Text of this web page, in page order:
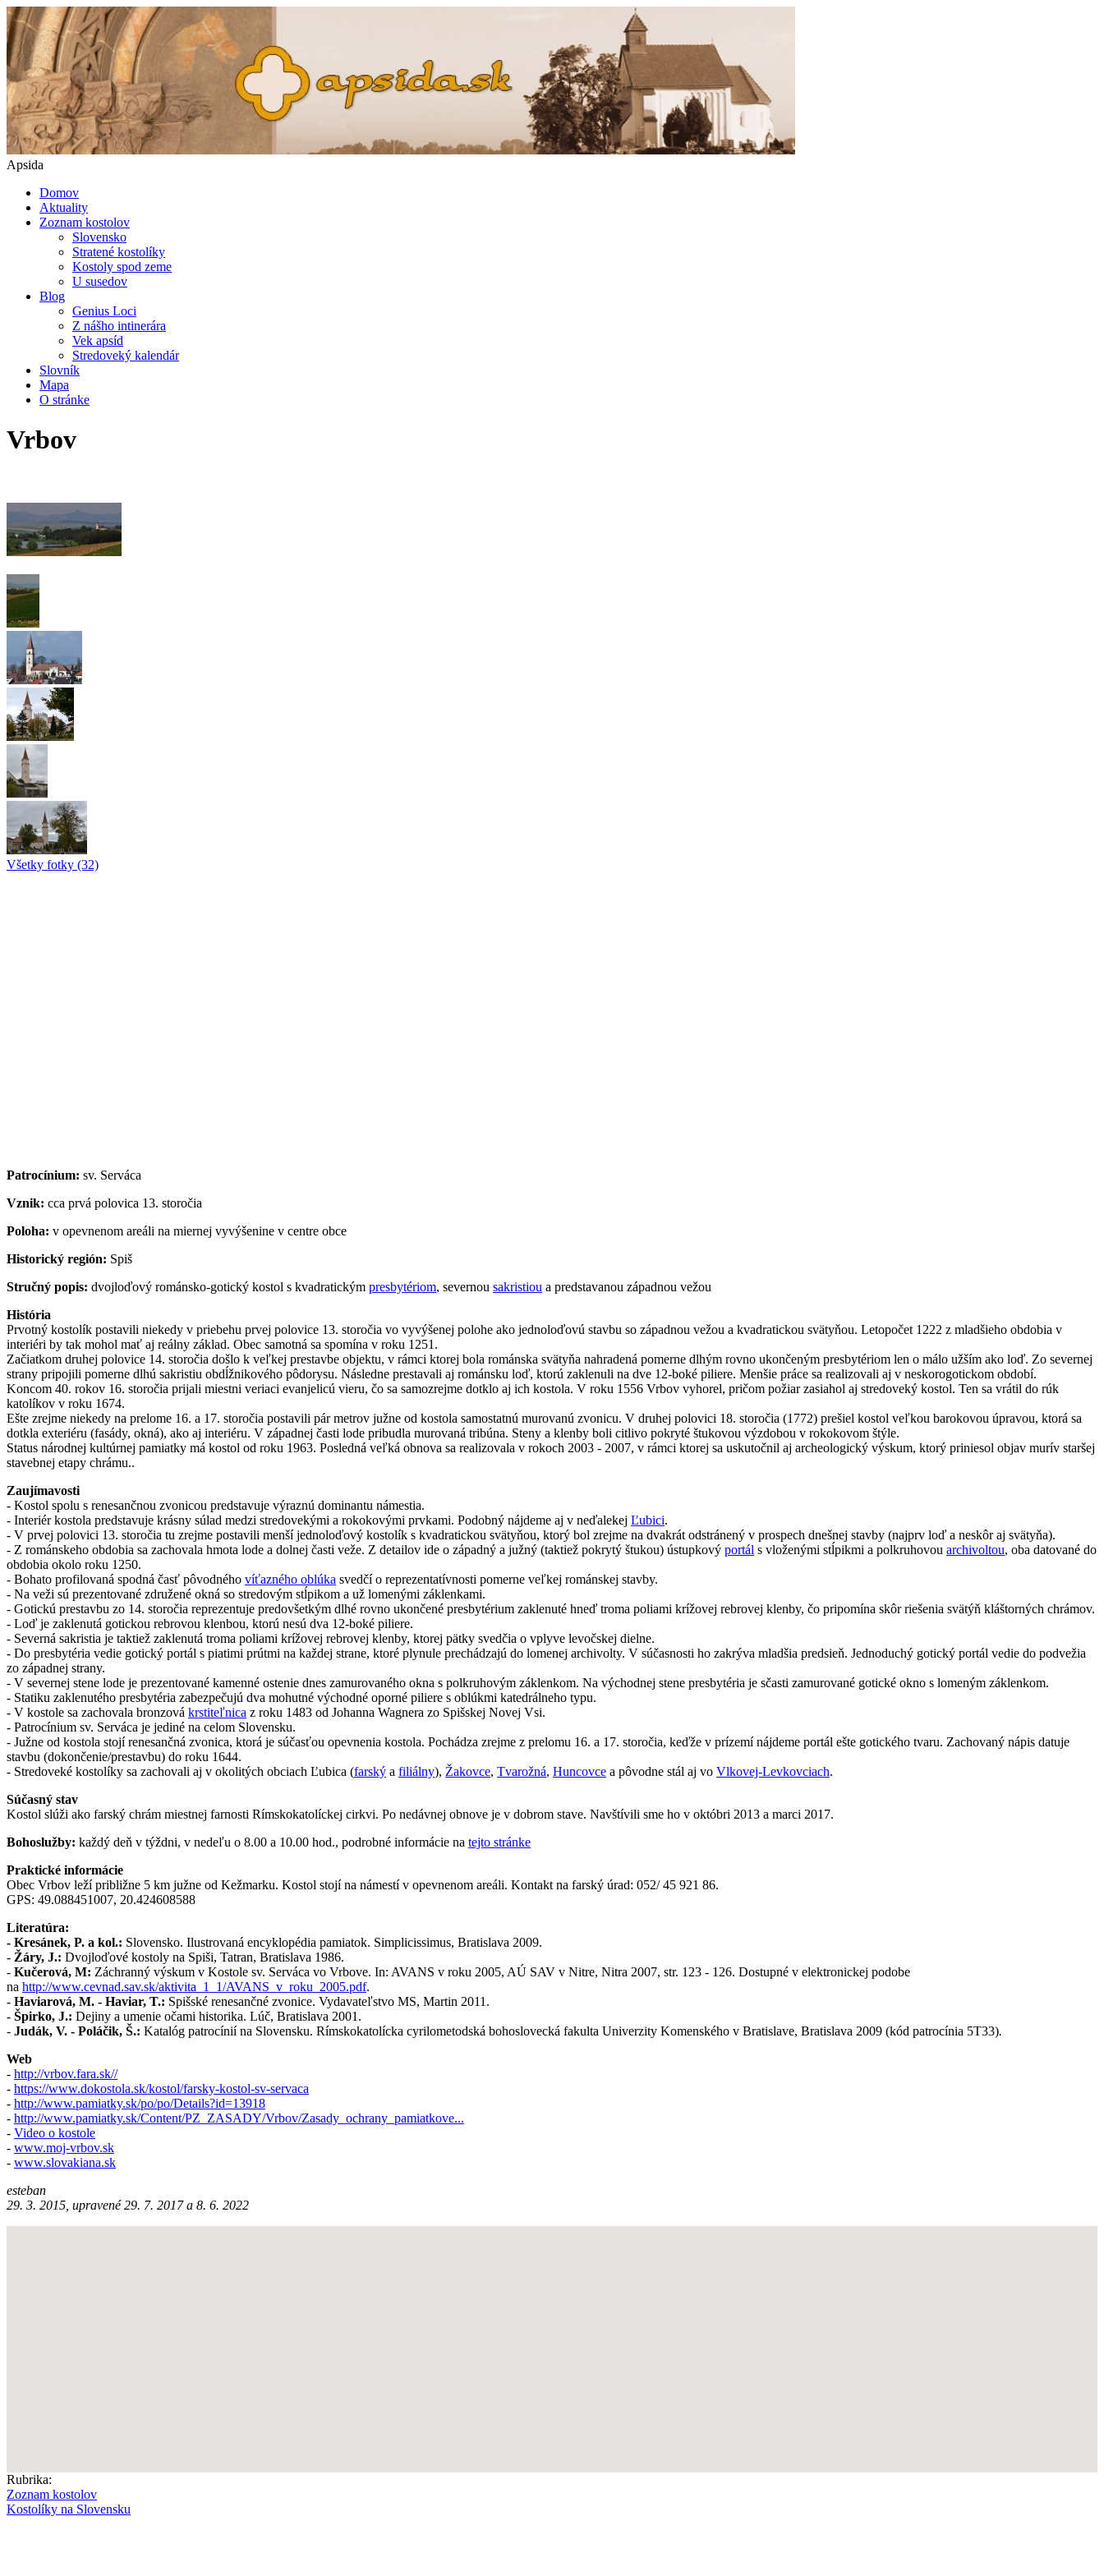
Apsida
Domov
Aktuality
Zoznam kostolov
Slovensko
Stratené kostolíky
Kostoly spod zeme
U susedov
Blog
Genius Loci
Z nášho intinerára
Vek apsíd
Stredoveký kalendár
Slovník
Mapa
O stránke
Vrbov
Všetky fotky (32)
Patrocínium: sv. Serváca
Vznik: cca prvá polovica 13. storočia
Poloha: v opevnenom areáli na miernej vyvýšenine v centre obce
Historický región: Spiš
Stručný popis: dvojloďový románsko-gotický kostol s kvadratickým presbytériom, severnou sakristiou a predstavanou západnou vežou
História
Prvotný kostolík postavili niekedy v priebehu prvej polovice 13. storočia vo vyvýšenej polohe ako jednoloďovú stavbu so západnou vežou a kvadratickou svätyňou. Letopočet 1222 z mladšieho obdobia v
interiéri by tak mohol mať aj reálny základ. Obec samotná sa spomína v roku 1251.
Začiatkom druhej polovice 14. storočia došlo k veľkej prestavbe objektu, v rámci ktorej bola románska svätyňa nahradená pomerne dlhým rovno ukončeným presbytériom len o málo užším ako loď. Zo severnej
strany pripojili pomerne dlhú sakristiu obdĺžnikového pôdorysu. Následne prestavali aj románsku loď, ktorú zaklenuli na dve 12-boké piliere. Menšie práce sa realizovali aj v neskorogotickom období.
Koncom 40. rokov 16. storočia prijali miestni veriaci evanjelicú vieru, čo sa samozrejme dotklo aj ich kostola. V roku 1556 Vrbov vyhorel, pričom požiar zasiahol aj stredoveký kostol. Ten sa vrátil do rúk
katolíkov v roku 1674.
Ešte zrejme niekedy na prelome 16. a 17. storočia postavili pár metrov južne od kostola samostatnú murovanú zvonicu. V druhej polovici 18. storočia (1772) prešiel kostol veľkou barokovou úpravou, ktorá sa
dotkla exteriéru (fasády, okná), ako aj interiéru. V západnej časti lode pribudla murovaná tribúna. Steny a klenby boli citlivo pokryté štukovou výzdobou v rokokovom štýle.
Status národnej kultúrnej pamiatky má kostol od roku 1963. Posledná veľká obnova sa realizovala v rokoch 2003 - 2007, v rámci ktorej sa uskutočnil aj archeologický výskum, ktorý priniesol objav murív staršej
stavebnej etapy chrámu..
Zaujímavosti
- Kostol spolu s renesančnou zvonicou predstavuje výraznú dominantu námestia.
- Interiér kostola predstavuje krásny súlad medzi stredovekými a rokokovými prvkami. Podobný nájdeme aj v neďalekej Ľubici.
- V prvej polovici 13. storočia tu zrejme postavili menší jednoloďový kostolík s kvadratickou svätyňou, ktorý bol zrejme na dvakrát odstránený v prospech dnešnej stavby (najprv loď a neskôr aj svätyňa).
- Z románskeho obdobia sa zachovala hmota lode a dolnej časti veže. Z detailov ide o západný a južný (taktiež pokrytý štukou) ústupkový portál s vloženými stĺpikmi a polkruhovou archivoltou, oba datované do
obdobia okolo roku 1250.
- Bohato profilovaná spodná časť pôvodného víťazného oblúka svedčí o reprezentatívnosti pomerne veľkej románskej stavby.
- Na veži sú prezentované združené okná so stredovým stĺpikom a už lomenými záklenkami.
- Gotickú prestavbu zo 14. storočia reprezentuje predovšetkým dlhé rovno ukončené presbytérium zaklenuté hneď troma poliami krížovej rebrovej klenby, čo pripomína skôr riešenia svätýň kláštorných chrámov.
- Loď je zaklenutá gotickou rebrovou klenbou, ktorú nesú dva 12-boké piliere.
- Severná sakristia je taktiež zaklenutá troma poliami krížovej rebrovej klenby, ktorej pätky svedčia o vplyve levočskej dielne.
- Do presbytéria vedie gotický portál s piatimi prútmi na každej strane, ktoré plynule prechádzajú do lomenej archivolty. V súčasnosti ho zakrýva mladšia predsieň. Jednoduchý gotický portál vedie do podvežia
zo západnej strany.
- V severnej stene lode je prezentované kamenné ostenie dnes zamurovaného okna s polkruhovým záklenkom. Na východnej stene presbytéria je sčasti zamurované gotické okno s lomeným záklenkom.
- Statiku zaklenutého presbytéria zabezpečujú dva mohutné východné oporné piliere s oblúkmi katedrálneho typu.
- V kostole sa zachovala bronzová krstiteľnica z roku 1483 od Johanna Wagnera zo Spišskej Novej Vsi.
- Patrocínium sv. Serváca je jediné na celom Slovensku.
- Južne od kostola stojí renesančná zvonica, ktorá je súčasťou opevnenia kostola. Pochádza zrejme z prelomu 16. a 17. storočia, keďže v prízemí nájdeme portál ešte gotického tvaru. Zachovaný nápis datuje
stavbu (dokončenie/prestavbu) do roku 1644.
- Stredoveké kostolíky sa zachovali aj v okolitých obciach Ľubica (farský a filiálny), Žakovce, Tvarožná, Huncovce a pôvodne stál aj vo Vlkovej-Levkovciach.
Súčasný stav
Kostol slúži ako farský chrám miestnej farnosti Rímskokatolíckej cirkvi. Po nedávnej obnove je v dobrom stave. Navštívili sme ho v októbri 2013 a marci 2017.
Bohoslužby: každý deň v týždni, v nedeľu o 8.00 a 10.00 hod., podrobné informácie na tejto stránke
Praktické informácie
Obec Vrbov leží približne 5 km južne od Kežmarku. Kostol stojí na námestí v opevnenom areáli. Kontakt na farský úrad: 052/ 45 921 86.
GPS: 49.088451007, 20.424608588
Literatúra:
- Kresánek, P. a kol.: Slovensko. Ilustrovaná encyklopédia pamiatok. Simplicissimus, Bratislava 2009.
- Žáry, J.: Dvojloďové kostoly na Spiši, Tatran, Bratislava 1986.
- Kučerová, M: Záchranný výskum v Kostole sv. Serváca vo Vrbove. In: AVANS v roku 2005, AÚ SAV v Nitre, Nitra 2007, str. 123 - 126. Dostupné v elektronickej podobe
na http://www.cevnad.sav.sk/aktivita_1_1/AVANS_v_roku_2005.pdf.
- Haviarová, M. - Haviar, T.: Spišské renesančné zvonice. Vydavateľstvo MS, Martin 2011.
- Špirko, J.: Dejiny a umenie očami historika. Lúč, Bratislava 2001.
- Judák, V. - Poláčik, Š.: Katalóg patrocínií na Slovensku. Rímskokatolícka cyrilometodská bohoslovecká fakulta Univerzity Komenského v Bratislave, Bratislava 2009 (kód patrocínia 5T33).
Web
- http://vrbov.fara.sk//
- https://www.dokostola.sk/kostol/farsky-kostol-sv-servaca
- http://www.pamiatky.sk/po/po/Details?id=13918
- http://www.pamiatky.sk/Content/PZ_ZASADY/Vrbov/Zasady_ochrany_pamiatkove...
- Video o kostole
- www.moj-vrbov.sk
- www.slovakiana.sk
esteban
29. 3. 2015, upravené 29. 7. 2017 a 8. 6. 2022
Rubrika:
Zoznam kostolov
Kostolíky na Slovensku